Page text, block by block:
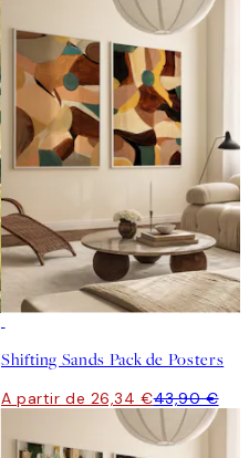
Shifting Sands Pack de Posters
A partir de 26,34 €43,90 €